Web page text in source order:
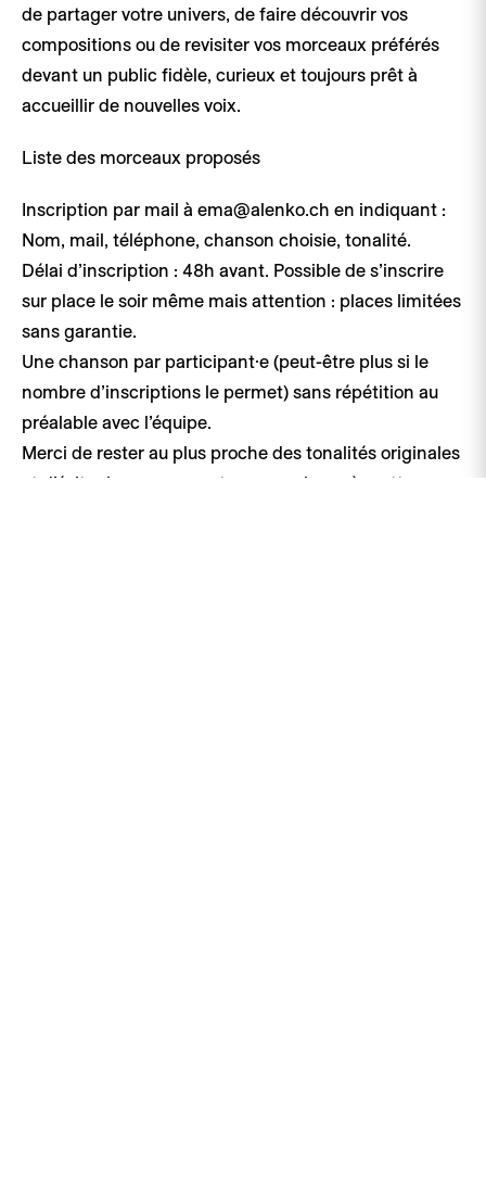
de partager votre univers, de faire découvrir vos
compositions ou de revisiter vos morceaux préférés
devant un public fidèle, curieux et toujours prêt à
accueillir de nouvelles voix.
Liste des morceaux proposés
Inscription par mail à ema@alenko.ch en indiquant :
Nom, mail, téléphone, chanson choisie, tonalité.
Délai d’inscription : 48h avant. Possible de s’inscrire
sur place le soir même mais attention : places limitées
sans garantie.
Une chanson par participant·e (peut-être plus si le
nombre d’inscriptions le permet) sans répétition au
préalable avec l’équipe.
Merci de rester au plus proche des tonalités originales
et d’éviter les morceaux trop complexes à mettre en